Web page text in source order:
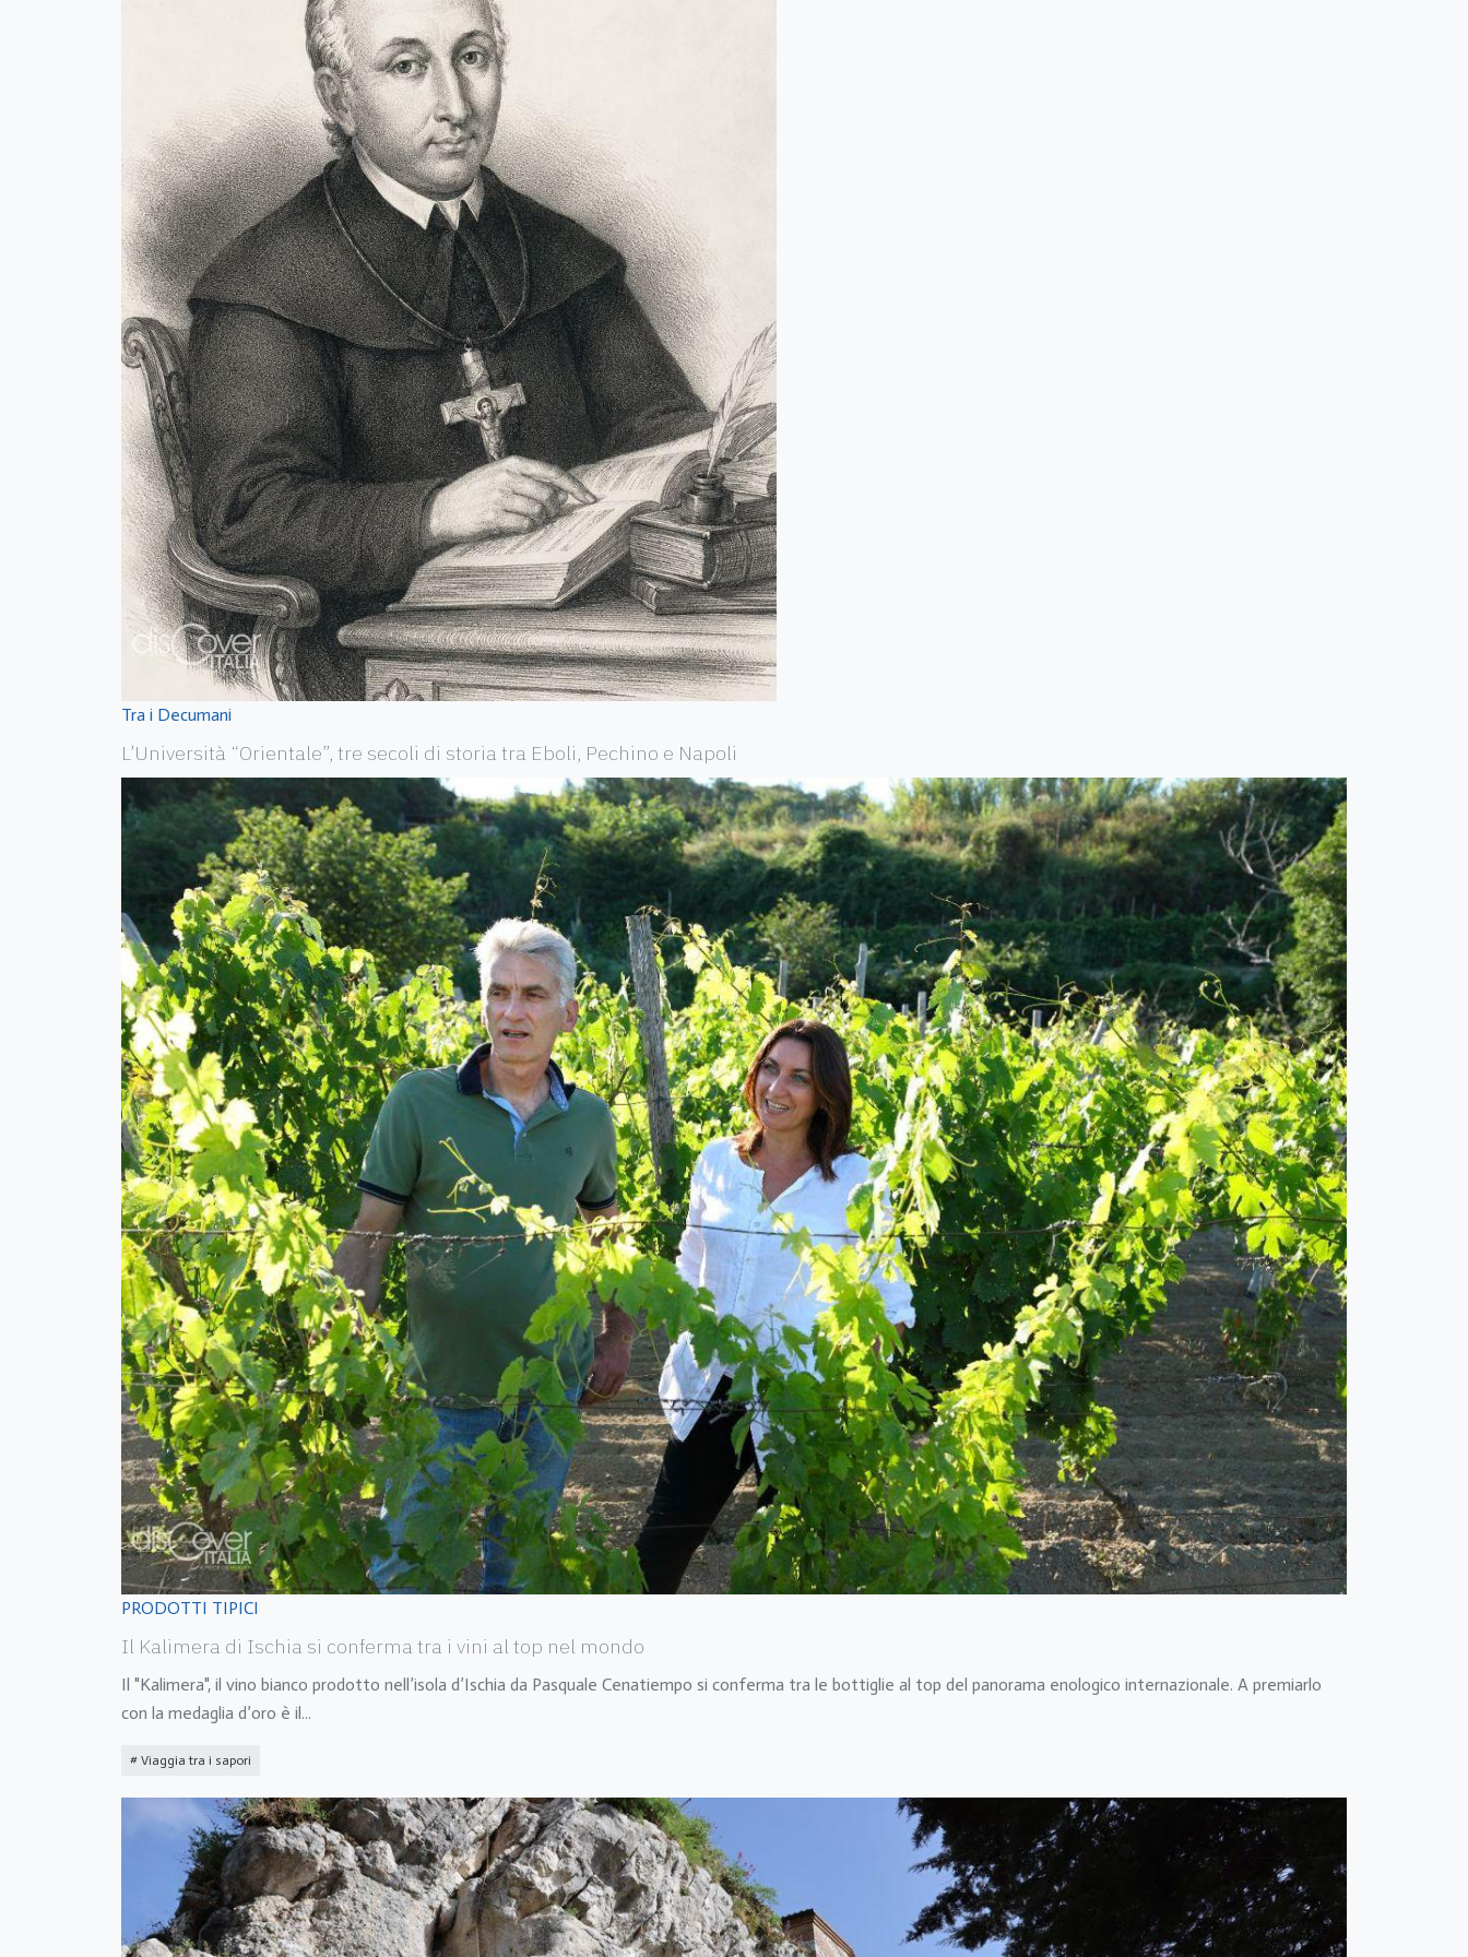
Tra i Decumani
L’Università “Orientale”, tre secoli di storia tra Eboli, Pechino e Napoli
PRODOTTI TIPICI
Il Kalimera di Ischia si conferma tra i vini al top nel mondo
Il "Kalimera", il vino bianco prodotto nell’isola d’Ischia da Pasquale Cenatiempo si conferma tra le bottiglie al top del panorama enologico internazionale. A premiarlo
con la medaglia d’oro è il...
Viaggia tra i sapori